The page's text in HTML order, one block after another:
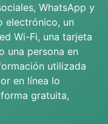
WhatsApp y
electrónico, un
Wi-Fi, una tarjeta
una persona en
utilizada
en línea lo
gratuita,